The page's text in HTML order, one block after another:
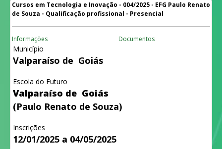
Cursos em Tecnologia e Inovação - 004/2025 - EFG Paulo Renato
de Souza - Qualificação profissional - Presencial
Informações Documentos
Município
Valparaíso de Goiás
Escola do Futuro
Valparaíso de Goiás
(Paulo Renato de Souza)
Inscrições
12/01/2025 a 04/05/2025